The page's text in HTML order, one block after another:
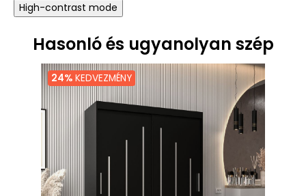
High-contrast mode
Hasonló és ugyanolyan szép
24% KEDVEZMÉNY